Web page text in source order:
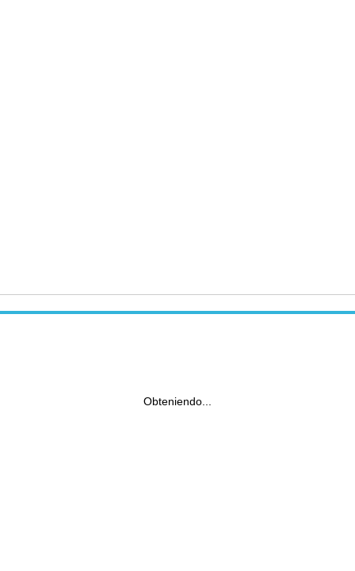
Obteniendo...